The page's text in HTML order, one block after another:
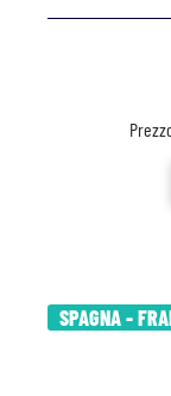
SPAGNA -